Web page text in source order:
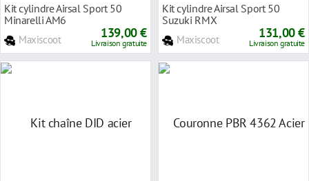
Kit cylindre Airsal Sport 50
Minarelli AM6
Maxiscoot 139,00 €
Livraison gratuite
Kit cylindre Airsal Sport 50
Suzuki RMX
Maxiscoot 131,00 €
Livraison gratuite